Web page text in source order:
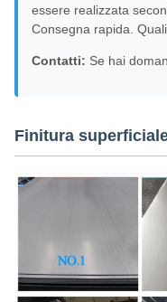
essere realizzata
Consegna rapida.
Contatti: Se hai
Finitura